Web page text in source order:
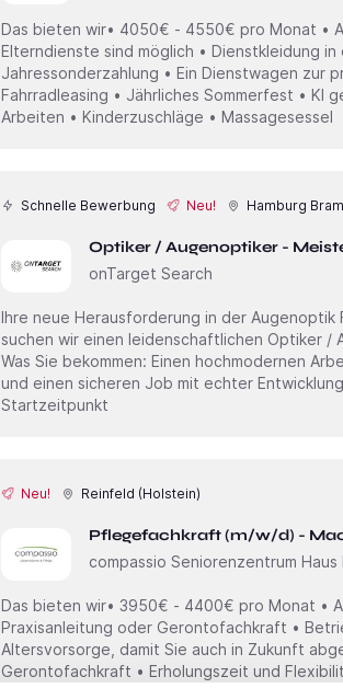
Das bieten wir• 4050€ - 4550€ pro Monat •
Elterndienste sind möglich • Dienstkleidung
Jahressonderzahlung • Ein Dienstwagen zur
Fahrradleasing • Jährliches Sommerfest • KI
Arbeiten • Kinderzuschläge • Massagesessel
Schnelle Bewerbung Neu! Hamburg
Optiker / Augenoptiker -
onTarget Search
Ihre neue Herausforderung in der Augenoptik Für ein etabliertes Unternehmen im Bereich Augenoptik
suchen wir einen leidenschaftlichen Optiker /
Was Sie bekommen: Einen hochmodernen Arbeitsplatz, ein überdurchschnittliches Gehalt + Bonus
und einen sicheren Job mit echter
Startzeitpunkt
Neu! Reinfeld (Holstein)
Pflegefachkraft (m/w/d) -
compassio Seniorenzentrum Haus
Das bieten wir• 3950€ - 4400€ pro Monat •
Praxisanleitung oder Gerontofachkraft •
Altersvorsorge, damit Sie auch in Zukunft
Gerontofachkraft • Erholungszeit und